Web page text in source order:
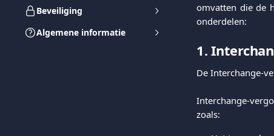
Beveiliging
Algemene informatie
omvatten die de
onderdelen:
1.
De Interchange-
Interchange-
zoals: